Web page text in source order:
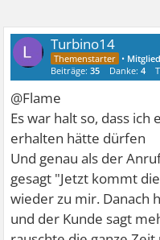
Turbino14
• Mitglied
Beiträge:35 Danke:4
@Flame
Es war halt so, dass
erhalten hätte dürfen
Und genau als der
gesagt "Jetzt kommt
wieder zu mir. Danach
und der Kunde sagt